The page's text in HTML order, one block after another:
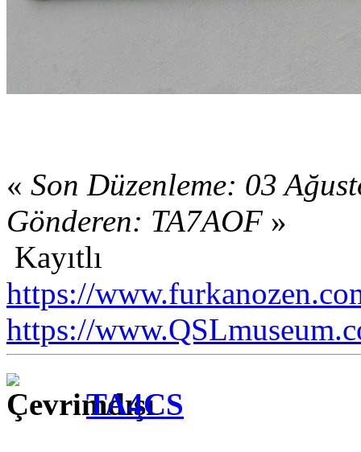
« Son Düzenleme: 03
Gönderen: TA7AOF »
Kayıtlı
https://
https://
TA4CS